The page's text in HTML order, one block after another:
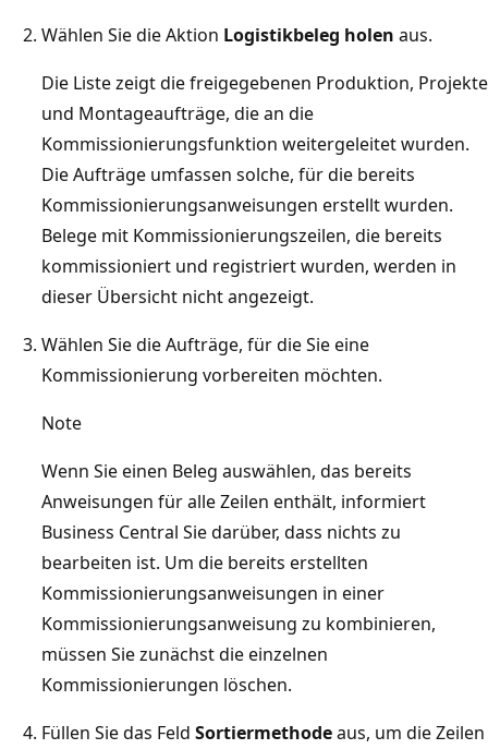
Wählen Sie die Aktion Logistikbeleg holen aus.
Die Liste zeigt die freigegebenen Produktion, Projekte
und Montageaufträge, die an die
Kommissionierungsfunktion weitergeleitet wurden.
Die Aufträge umfassen solche, für die bereits
Kommissionierungsanweisungen erstellt wurden.
Belege mit Kommissionierungszeilen, die bereits
kommissioniert und registriert wurden, werden in
dieser Übersicht nicht angezeigt.
Wählen Sie die Aufträge, für die Sie eine
Kommissionierung vorbereiten möchten.
Note
Wenn Sie einen Beleg auswählen, das bereits
Anweisungen für alle Zeilen enthält, informiert
Business Central Sie darüber, dass nichts zu
bearbeiten ist. Um die bereits erstellten
Kommissionierungsanweisungen in einer
Kommissionierungsanweisung zu kombinieren,
müssen Sie zunächst die einzelnen
Kommissionierungen löschen.
Füllen Sie das Feld Sortiermethodeaus, um die Zeilen